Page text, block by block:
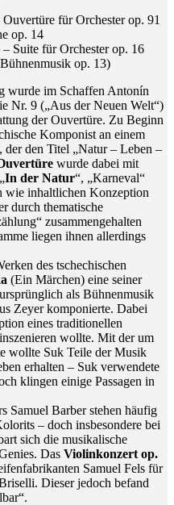
für Orchester op. 91
op. 14
Suite für Orchester op. 16
op. 13)
wurde im Schaffen Antonín
Nr. 9 („Aus der Neuen Welt“)
der Ouvertüre. Zu Beginn
Komponist an einem
den Titel „Natur – Leben –
wurde dabei mit
In der Natur“, „Karneval“
wie inhaltlichen Konzeption
durch thematische
zusammengehalten
liegen ihnen allerdings
des tschechischen
(Ein Märchen) eine seiner
als Bühnenmusik
Zeyer komponierte. Dabei
eines traditionellen
wollte. Mit der um
wollte Suk Teile der Musik
erhalten – Suk verwendete
klingen einige Passagen in
Samuel Barber stehen häufig
– doch insbesondere bei
sich die musikalische
DasViolinkonzert op.
Samuel Fels für
Dieser jedoch befand